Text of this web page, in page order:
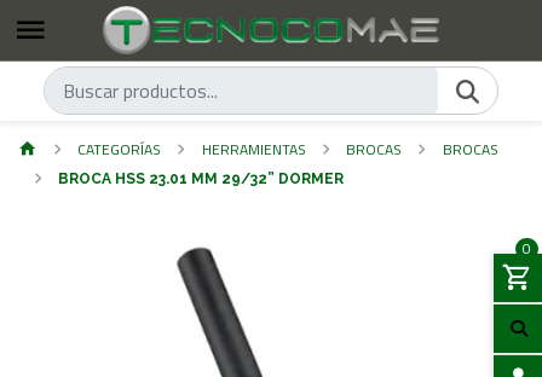
0
CATEGORÍAS HERRAMIENTAS BROCAS BROCAS
BROCA HSS 23.01 MM 29/32” DORMER